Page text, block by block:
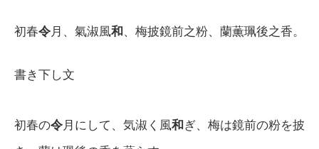
初春令月、氣淑風和、梅披鏡前之粉、蘭薫珮後之香。
書き下し文
初春の令月にして、気淑く風和ぎ、梅は鏡前の粉を披